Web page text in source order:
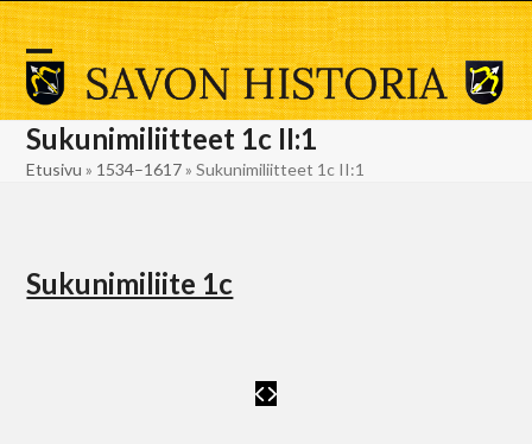
Skip
to
content
Open
mobile
menu
Close
mobile
menu
Sukunimiliitteet 1c II:1
Etusivu » 1534–1617»Sukunimiliitteet 1c II:1
Sukunimiliite 1c